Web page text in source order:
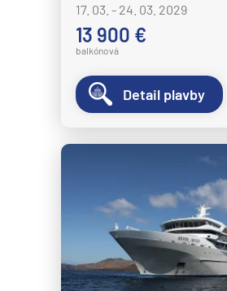
MS Richard With
MS Trollfjord
MS Vesteralen
MSC Cruises
MSC Euribia
MSC Fantasia
MSC Grandiosa
17. 03. - 24. 03. 2029
13 900 €
balkónová
Detail plavby